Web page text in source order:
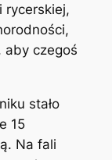
rycerskiej,
aby czegoś
stało
15
Na fali